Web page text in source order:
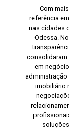
Com
referência
nas cidades
Odessa.
consolidaram
em
imobiliário